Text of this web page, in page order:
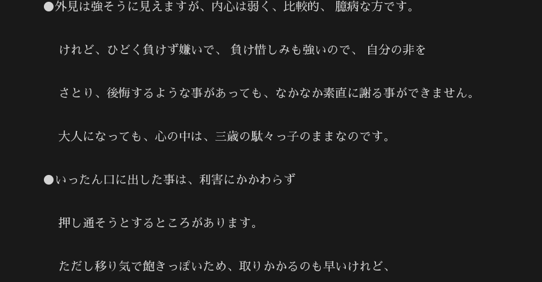
●外見は強そうに見えますが、内心は弱く、比較的、 臆病な方です。
けれど、ひどく負けず嫌いで、 負け惜しみも強いので、 自分の非を
さとり、後悔するような事があっても、なかなか素直に謝る事ができません。
大人になっても、心の中は、三歳の駄々っ子のままなのです。
●いったん口に出した事は、利害にかかわらず
押し通そうとするところがあります。
ただし移り気で飽きっぽいため、取りかかるのも早いけれど、